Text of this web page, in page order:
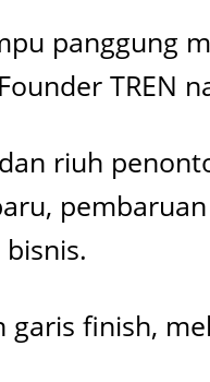
panggung
riuh
garis finish,